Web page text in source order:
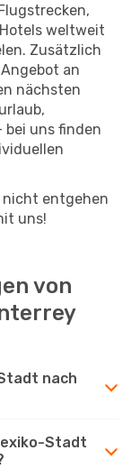
weltweit
Zusätzlich
an
nächsten
bei uns finden
nicht entgehen
uns!
von
nach
Stadt